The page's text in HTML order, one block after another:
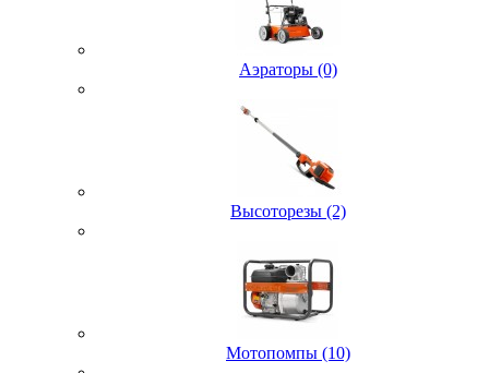
Аэраторы (0)
Высоторезы (2)
Мотопомпы (10)